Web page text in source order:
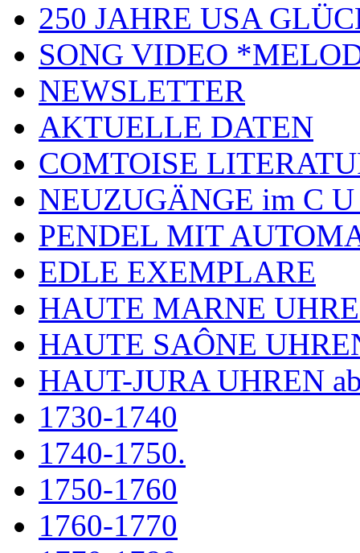
250 JAHRE USA
SONG VIDEO
NEWSLETTER
AKTUELLE DATEN
COMTOISE
NEUZUGÄNGE im C
PENDEL MIT
EDLE EXEMPLARE
HAUTE MARNE
HAUTE SAÔNE
HAUT-JURA UHREN
1730-1740
1740-1750.
1750-1760
1760-1770